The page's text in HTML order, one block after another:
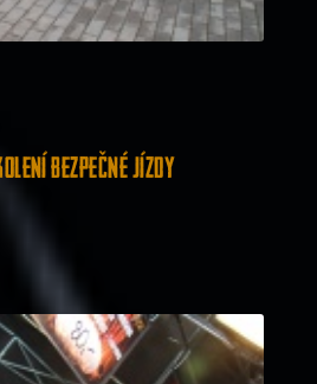
bezpečné jízdy